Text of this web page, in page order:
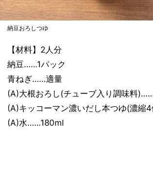
納豆おろしつゆ
【材料】2人分
納豆……1パック
青ねぎ……適量
(A)大根おろし(チューブ入り調味料
(A)キッコーマン濃いだし本つゆ(濃
(A)水……180ml